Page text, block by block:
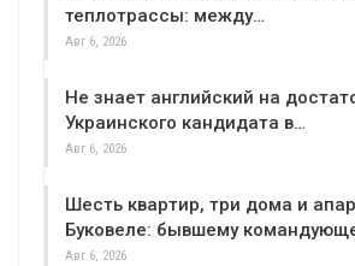
теплотрассы: между…
Авг 6, 2026
Не знает английский на
Украинского кандидата в…
Авг 6, 2026
Шесть квартир, три дома и
Буковеле: бывшему
Авг 6, 2026